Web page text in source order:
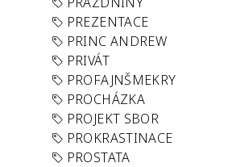
PREZENTACE
PRINC ANDREW
PRIVÁT
PROFAJNŠMEKRY
PROCHÁZKA
PROJEKT SBOR
PROKRASTINACE
PROSTATA